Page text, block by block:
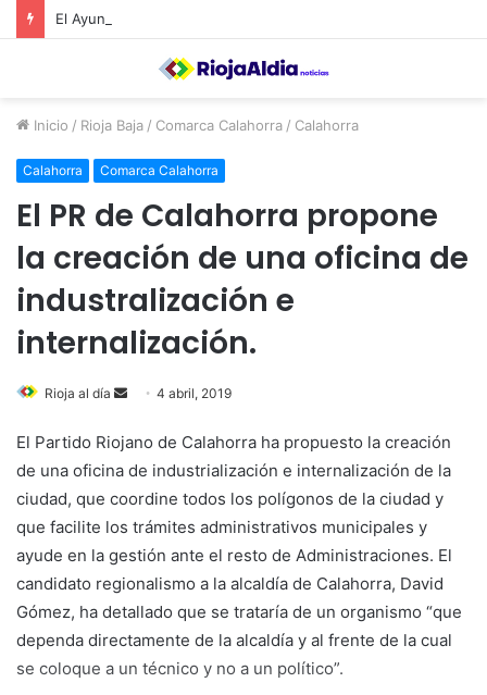
Inicio / Rioja Baja / Comarca Calahorra / Calahorra
Calahorra Comarca Calahorra
El PR de Calahorra propone
la creación de una oficina de
industralización e
internalización.
Rioja al día
n
d
a
n
e
m
4 abril, 2019
El Partido Riojano de Calahorra ha propuesto la creación
de una oficina de industrialización e internalización de la
ciudad, que coordine todos los polígonos de la ciudad y
que facilite los trámites administrativos municipales y
ayude en la gestión ante el resto de Administraciones. El
candidato regionalismo a la alcaldía de Calahorra, David
Gómez, ha detallado que se trataría de un organismo “que
dependa directamente de la alcaldía y al frente de la cual
se coloque a un técnico y no a un político”.